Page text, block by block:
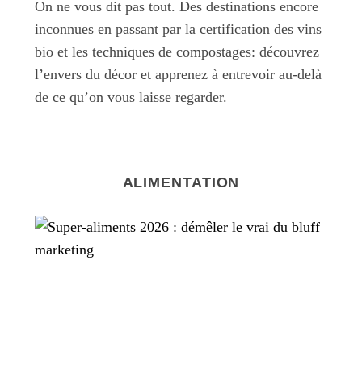
On ne vous dit pas tout. Des destinations encore
inconnues en passant par la certification des vins
bio et les techniques de compostages: découvrez
l’envers du décor et apprenez à entrevoir au-delà
de ce qu’on vous laisse regarder.
ALIMENTATION